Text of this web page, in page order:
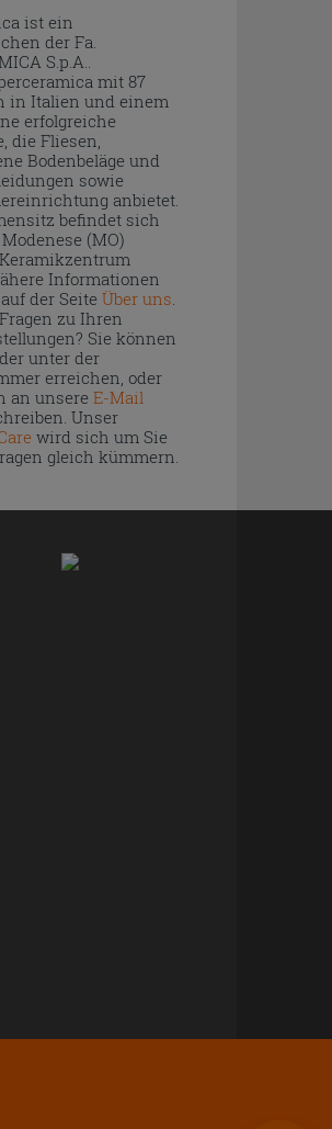
ist ein
der Fa.
S.p.A..
mit 87
in Italien und einem
erfolgreiche
die Fliesen,
Bodenbeläge und
sowie
anbietet.
befindet sich
(MO)
Informationen
der Seite Über uns.
zu Ihren
Sie können
unter der
erreichen, oder
an unsere E-Mail
Unser
wird sich um Sie
gleich kümmern.